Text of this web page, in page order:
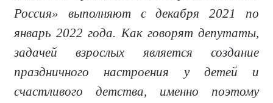
Россия» выполняют с декабря 2021 по
январь 2022 года. Как говорят депутаты,
задачей взрослых является создание
праздничного настроения у детей и
счастливого детства, именно поэтому